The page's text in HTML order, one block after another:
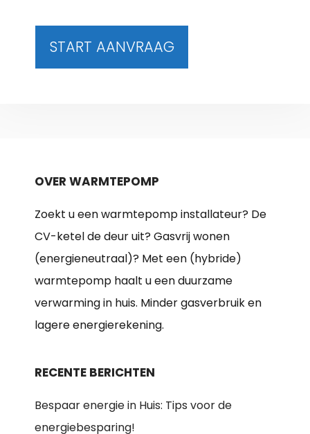
START AANVRAAG
OVER WARMTEPOMP
Zoekt u een warmtepomp installateur? De
CV-ketel de deur uit? Gasvrij wonen
(energieneutraal)? Met een (hybride)
warmtepomp haalt u een duurzame
verwarming in huis. Minder gasverbruik en
lagere energierekening.
RECENTE BERICHTEN
Bespaar energie in Huis: Tips voor de
energiebesparing!